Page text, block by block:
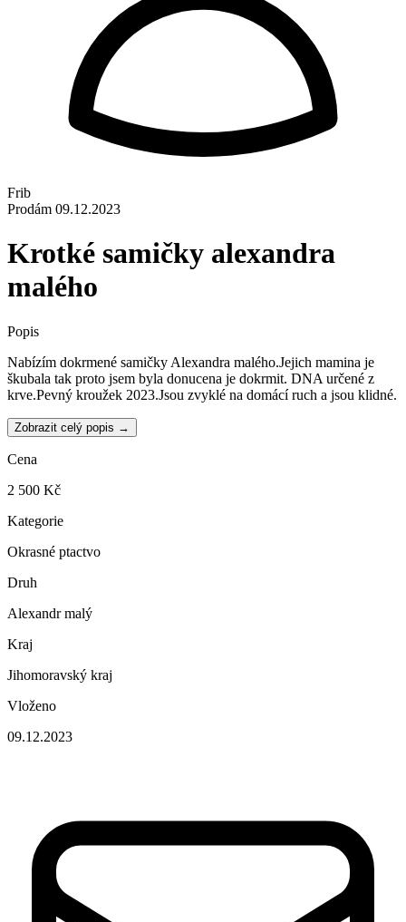
Frib
Prodám 09.12.2023
Krotké samičky alexandra
malého
Popis
Nabízím dokrmené samičky Alexandra malého.Jejich mamina je
škubala tak proto jsem byla donucena je dokrmit. DNA určené z
krve.Pevný kroužek 2023.Jsou zvyklé na domácí ruch a jsou klidné.
Zobrazit celý popis →
Cena
2 500 Kč
Kategorie
Okrasné ptactvo
Druh
Alexandr malý
Kraj
Jihomoravský kraj
Vloženo
09.12.2023